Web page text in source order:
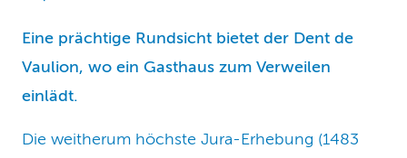
Eine prächtige Rundsicht bietet der Dent de
Vaulion, wo ein Gasthaus zum Verweilen
einlädt.
Die weitherum höchste Jura-Erhebung (1483